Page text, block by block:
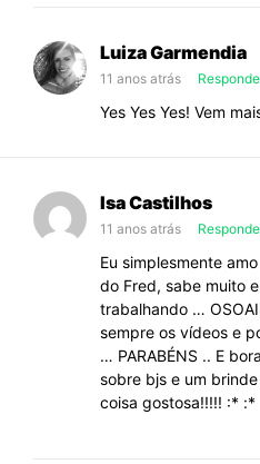
Luiza Garmendia
11 anos atrás
Yes Yes Yes! Vem
Isa Castilhos
11 anos atrás
Eu simplesmente
do Fred, sabe muito
trabalhando …
sempre os vídeos e
… PARABÉNS .. E
sobre bjs e um
coisa gostosa!!!!! :* :*